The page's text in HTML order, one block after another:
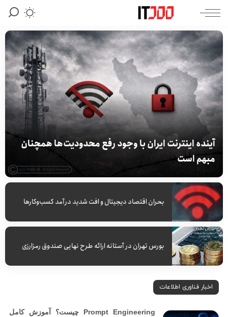
آینده اینترنت ایران با وجود رفع محدودیت‌ها همچنان
مبهم است
بحران اقتصاد دیجیتال و افت شدید درآمد کسب‌وکارها
بورس تهران در آستانه ارائه طرح نهایی صندوق رمزارزی
اخبار فناوری اطلاعات
Prompt Engineering چیست؟ آموزش کامل